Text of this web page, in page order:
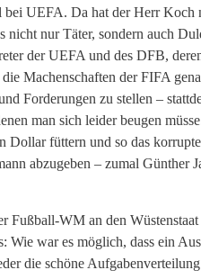
UEFA. Da hat der Herr
nicht nur Täter, sondern auch
der UEFA und des DFB,
Machenschaften der FIFA
Forderungen zu stellen –
man sich leider beugen
füttern und so das
abzugeben – zumal Günther
Fußball-WM an den
Wie war es möglich, dass ein
die schöne